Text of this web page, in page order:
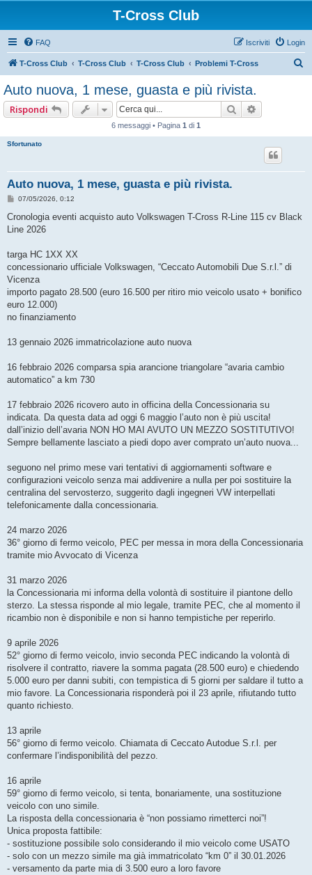
T-Cross Club
FAQ Login
Iscriviti
T-Cross Club T-Cross Club T-Cross Club Problemi T-Cross
Auto nuova, 1 mese, guasta e più rivista.
Rispondi Cerca
6 messaggi • Pagina 1 di 1
Sfortunato
Auto nuova, 1 mese, guasta e più rivista.
M
s
a
i
o
07/05/2026, 0:12
Cronologia eventi acquisto auto Volkswagen T-Cross R-Line 115 cv Black
Line 2026
targa HC 1XX XX
concessionario ufficiale Volkswagen, “Ceccato Automobili Due S.r.l.” di
Vicenza
importo pagato 28.500 (euro 16.500 per ritiro mio veicolo usato + bonifico
euro 12.000)
no finanziamento
13 gennaio 2026 immatricolazione auto nuova
16 febbraio 2026 comparsa spia arancione triangolare “avaria cambio
automatico” a km 730
17 febbraio 2026 ricovero auto in officina della Concessionaria su
indicata. Da questa data ad oggi 6 maggio l’auto non è più uscita!
dall’inizio dell’avaria NON HO MAI AVUTO UN MEZZO SOSTITUTIVO!
Sempre bellamente lasciato a piedi dopo aver comprato un’auto nuova...
seguono nel primo mese vari tentativi di aggiornamenti software e
configurazioni veicolo senza mai addivenire a nulla per poi sostituire la
centralina del servosterzo, suggerito dagli ingegneri VW interpellati
telefonicamente dalla concessionaria.
24 marzo 2026
36° giorno di fermo veicolo, PEC per messa in mora della Concessionaria
tramite mio Avvocato di Vicenza
31 marzo 2026
la Concessionaria mi informa della volontà di sostituire il piantone dello
sterzo. La stessa risponde al mio legale, tramite PEC, che al momento il
ricambio non è disponibile e non si hanno tempistiche per reperirlo.
9 aprile 2026
52° giorno di fermo veicolo, invio seconda PEC indicando la volontà di
risolvere il contratto, riavere la somma pagata (28.500 euro) e chiedendo
5.000 euro per danni subiti, con tempistica di 5 giorni per saldare il tutto a
mio favore. La Concessionaria risponderà poi il 23 aprile, rifiutando tutto
quanto richiesto.
13 aprile
56° giorno di fermo veicolo. Chiamata di Ceccato Autodue S.r.l. per
confermare l’indisponibilità del pezzo.
16 aprile
59° giorno di fermo veicolo, si tenta, bonariamente, una sostituzione
veicolo con uno simile.
La risposta della concessionaria è “non possiamo rimetterci noi”!
Unica proposta fattibile:
- sostituzione possibile solo considerando il mio veicolo come USATO
- solo con un mezzo simile ma già immatricolato “km 0” il 30.01.2026
- versamento da parte mia di 3.500 euro a loro favore